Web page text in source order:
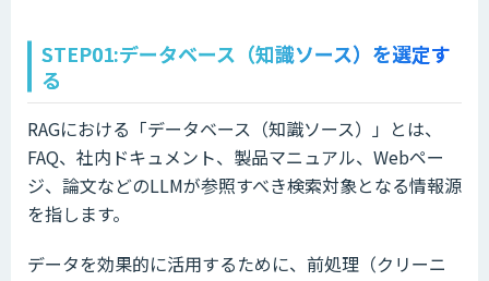
STEP01:データベース（知識ソース）を選定す
る
RAGにおける「データベース（知識ソース）」とは、
FAQ、社内ドキュメント、製品マニュアル、Webペー
ジ、論文などのLLMが参照すべき検索対象となる情報源
を指します。
データを効果的に活用するために、前処理（クリーニ